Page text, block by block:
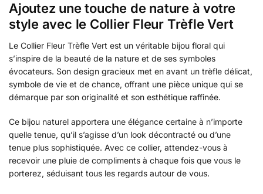
Ajoutez une touche de nature à votre
style avec le Collier Fleur Trèfle Vert
Le Collier Fleur Trèfle Vert est un véritable bijou floral qui
s’inspire de la beauté de la nature et de ses symboles
évocateurs. Son design gracieux met en avant un trèfle délicat,
symbole de vie et de chance, offrant une pièce unique qui se
démarque par son originalité et son esthétique raffinée.
Ce bijou naturel apportera une élégance certaine à n’importe
quelle tenue, qu’il s’agisse d’un look décontracté ou d’une
tenue plus sophistiquée. Avec ce collier, attendez-vous à
recevoir une pluie de compliments à chaque fois que vous le
porterez, séduisant tous les regards autour de vous.